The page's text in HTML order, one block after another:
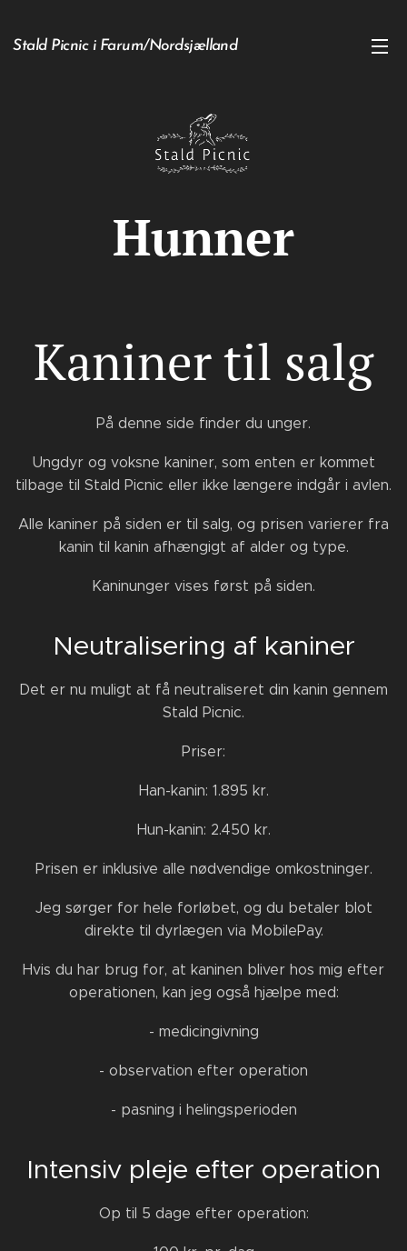
Stald Picnic i Farum/Nordsjælland
Hunner
Kaniner til salg
På denne side finder du unger.
Ungdyr og voksne kaniner, som enten er kommet
tilbage til Stald Picnic eller ikke længere indgår i avlen.
Alle kaniner på siden er til salg, og prisen varierer fra
kanin til kanin afhængigt af alder og type.
Kaninunger vises først på siden.
Neutralisering af kaniner
Det er nu muligt at få neutraliseret din kanin gennem
Stald Picnic.
Priser:
Han-kanin: 1.895 kr.
Hun-kanin: 2.450 kr.
Prisen er inklusive alle nødvendige omkostninger.
Jeg sørger for hele forløbet, og du betaler blot
direkte til dyrlægen via MobilePay.
Hvis du har brug for, at kaninen bliver hos mig efter
operationen, kan jeg også hjælpe med:
- medicingivning
- observation efter operation
- pasning i helingsperioden
Intensiv pleje efter operation
Op til 5 dage efter operation: